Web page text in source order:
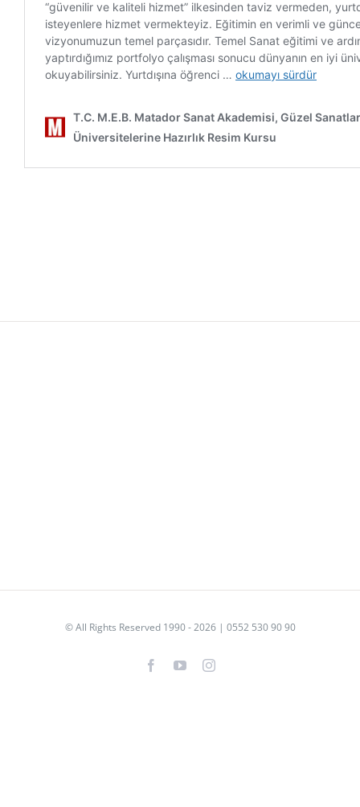
© All Rights Reserved 1990 - 2026 | 0552 530 90 90
FacebookYouTubeInstagram